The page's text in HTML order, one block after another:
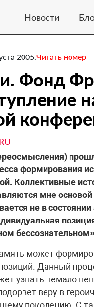
Новости
2005.Читать номер
Фонд
формирования
Коллективные
мне
не в
может
Данный
узнать немало
веру в
поколению. С